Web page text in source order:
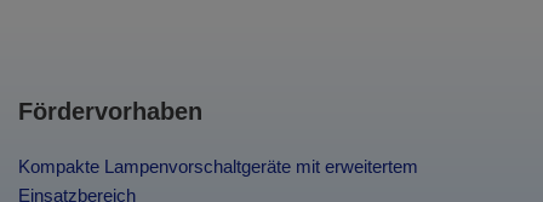
Fördervorhaben
Kompakte Lampenvorschaltgeräte mit erweitertem
Einsatzbereich